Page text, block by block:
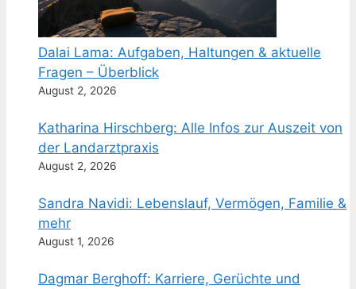
Dalai Lama: Aufgaben, Haltungen & aktuelle
Fragen – Überblick
August 2, 2026
Katharina Hirschberg: Alle Infos zur Auszeit von
der Landarztpraxis
August 2, 2026
Sandra Navidi: Lebenslauf, Vermögen, Familie &
mehr
August 1, 2026
Dagmar Berghoff: Karriere, Gerüchte und